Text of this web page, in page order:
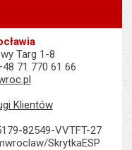
Targ 1-8
71 770 61 66
Klientów
82549-VVTFT-27
SkrytkaESP